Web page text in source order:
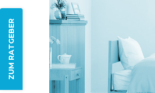
ZUM RATGEBER